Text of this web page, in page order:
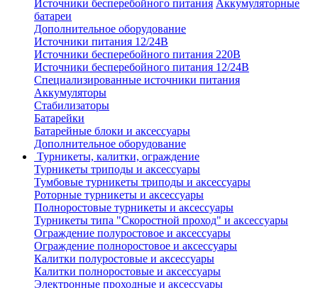
Источники бесперебойного питания Аккумуляторные
батареи
Дополнительное оборудование
Источники питания 12/24В
Источники бесперебойного питания 220В
Источники бесперебойного питания 12/24В
Специализированные источники питания
Аккумуляторы
Стабилизаторы
Батарейки
Батарейные блоки и аксессуары
Дополнительное оборудование
Турникеты, калитки, ограждение
Турникеты триподы и аксессуары
Тумбовые турникеты триподы и аксессуары
Роторные турникеты и аксессуары
Полноростовые турникеты и аксессуары
Турникеты типа "Скоростной проход" и аксессуары
Ограждение полуростовое и аксессуары
Ограждение полноростовое и аксессуары
Калитки полуростовые и аксессуары
Калитки полноростовые и аксессуары
Электронные проходные и аксессуары